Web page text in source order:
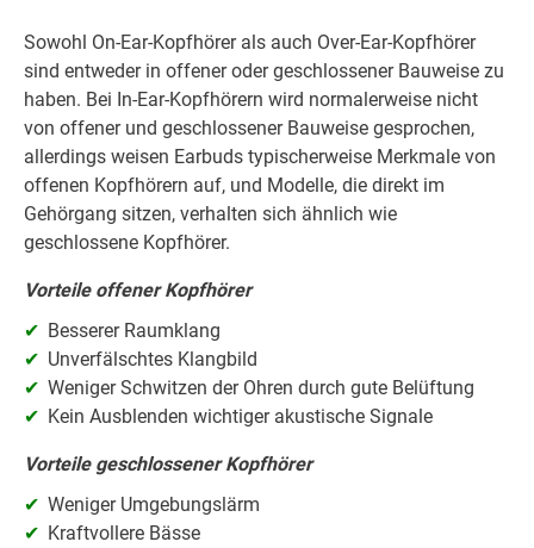
Sowohl On-Ear-Kopfhörer als auch Over-Ear-Kopfhörer
sind entweder in offener oder geschlossener Bauweise zu
haben. Bei In-Ear-Kopfhörern wird normalerweise nicht
von offener und geschlossener Bauweise gesprochen,
allerdings weisen Earbuds typischerweise Merkmale von
offenen Kopfhörern auf, und Modelle, die direkt im
Gehörgang sitzen, verhalten sich ähnlich wie
geschlossene Kopfhörer.
Vorteile offener Kopfhörer
Besserer Raumklang
Unverfälschtes Klangbild
Weniger Schwitzen der Ohren durch gute Belüftung
Kein Ausblenden wichtiger akustische Signale
Vorteile geschlossener Kopfhörer
Weniger Umgebungslärm
Kraftvollere Bässe